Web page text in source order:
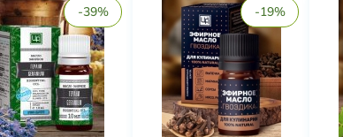
-39% -19%